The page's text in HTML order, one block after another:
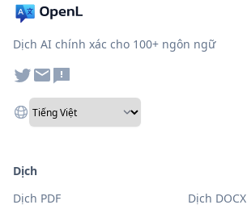
Dịch AI chính xác cho 100+ ngôn ngữ
Dịch
Dịch PDF
Dịch DOCX